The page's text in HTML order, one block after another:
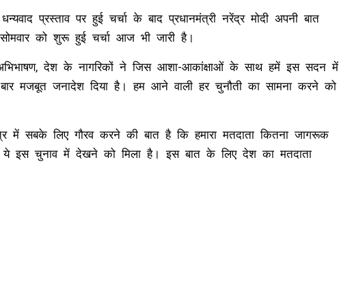
प्रस्ताव पर हुई चर्चा के बाद प्रधानमंत्री नरेंद्र मोदी अपनी बात
को शुरू हुई चर्चा आज भी जारी है।
अभिभाषण, देश के नागरिकों ने जिस आशा-आकांक्षाओं के साथ हमें इस सदन में
मजबूत जनादेश दिया है। हम आने वाली हर चुनौती का सामना करने को
में सबके लिए गौरव करने की बात है कि हमारा मतदाता कितना जागरूक
इस चुनाव में देखने को मिला है। इस बात के लिए देश का मतदाता